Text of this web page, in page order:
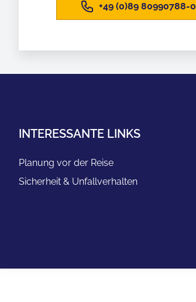
+49 (0)89 80990788-0
INTERESSANTE LINKS
Planung vor der Reise
Sicherheit & Unfallverhalten